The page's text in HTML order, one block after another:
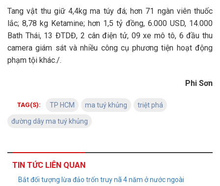
Tang vật thu giữ 4,4kg ma túy đá; hơn 71 ngàn viên thuốc
lắc; 8,78 kg Ketamine; hơn 1,5 tỷ đồng, 6.000 USD, 14.000
Bath Thái, 13 ĐTDĐ, 2 cân điện tử, 09 xe mô tô, 6 đầu thu
camera giám sát và nhiều công cụ phương tiện hoạt động
phạm tội khác./.
Phi Sơn
TAG(S): TP HCM ma tuý khủng triệt phá
đường dây ma tuý khủng
TIN TỨC LIÊN QUAN
Bắt đối tượng lừa đảo trốn truy nã 4 năm ở nước ngoài